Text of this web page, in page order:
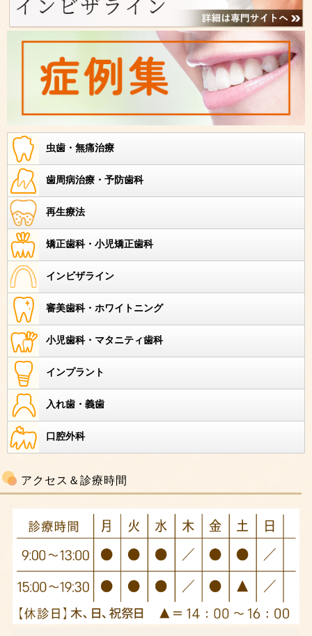
虫歯・無痛治療
歯周病治療・予防歯科
再生療法
矯正歯科・小児矯正歯科
インビザライン
審美歯科・ホワイトニング
小児歯科・マタニティ歯科
インプラント
入れ歯・義歯
口腔外科
アクセス＆診療時間